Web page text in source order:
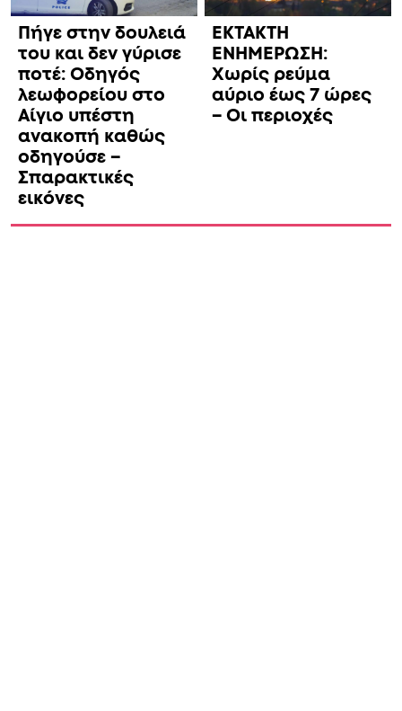
Πήγε στην δουλειά
του και δεν γύρισε
ποτέ: Οδηγός
λεωφορείου στο
Αίγιο υπέστη
ανακοπή καθώς
οδηγούσε –
Σπαρακτικές
εικόνες
ΕΚΤΑΚΤΗ
ΕΝΗΜΕΡΩΣΗ:
Χωρίς ρεύμα
αύριο έως 7 ώρες
– Οι περιοχές